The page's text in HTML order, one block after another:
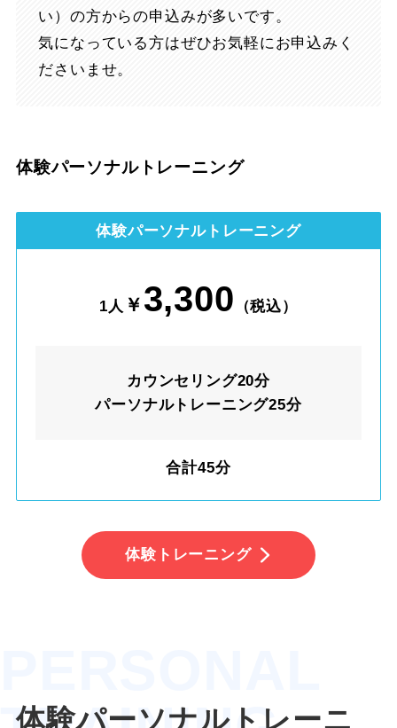
い）の方からの申込みが多いです。
気になっている方はぜひお気軽にお申込みく
ださいませ。
体験パーソナルトレーニング
体験パーソナルトレーニング
1人 ￥ 3,300 （税込）
カウンセリング20分
パーソナルトレーニング25分
合計45分
体験トレーニング
体験パーソナルトレーニ